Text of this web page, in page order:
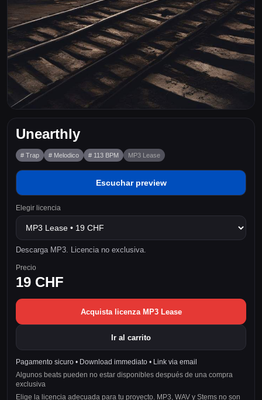
Unearthly
# Trap # Melodico # 113 BPM MP3 Lease
Escuchar preview
Elegir licencia
Descarga MP3. Licencia no exclusiva.
Precio
19 CHF
Acquista licenza MP3 Lease
Ir al carrito
Pagamento sicuro • Download immediato • Link via email
Algunos beats pueden no estar disponibles después de una compra
exclusiva
Elige la licencia adecuada para tu proyecto. MP3, WAV y Stems no son